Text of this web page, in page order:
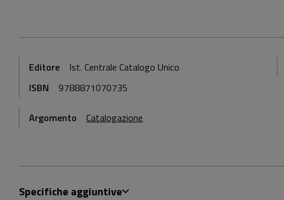
Editore Ist. Centrale Catalogo Unico
ISBN
9788871070735
Argomento Catalogazione
Specifiche aggiuntive